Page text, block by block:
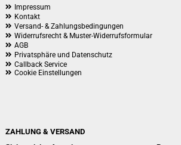
Impressum
Kontakt
Versand- & Zahlungsbedingungen
Widerrufsrecht & Muster-Widerrufsformular
AGB
Privatsphäre und Datenschutz
Callback Service
Cookie Einstellungen
ZAHLUNG & VERSAND